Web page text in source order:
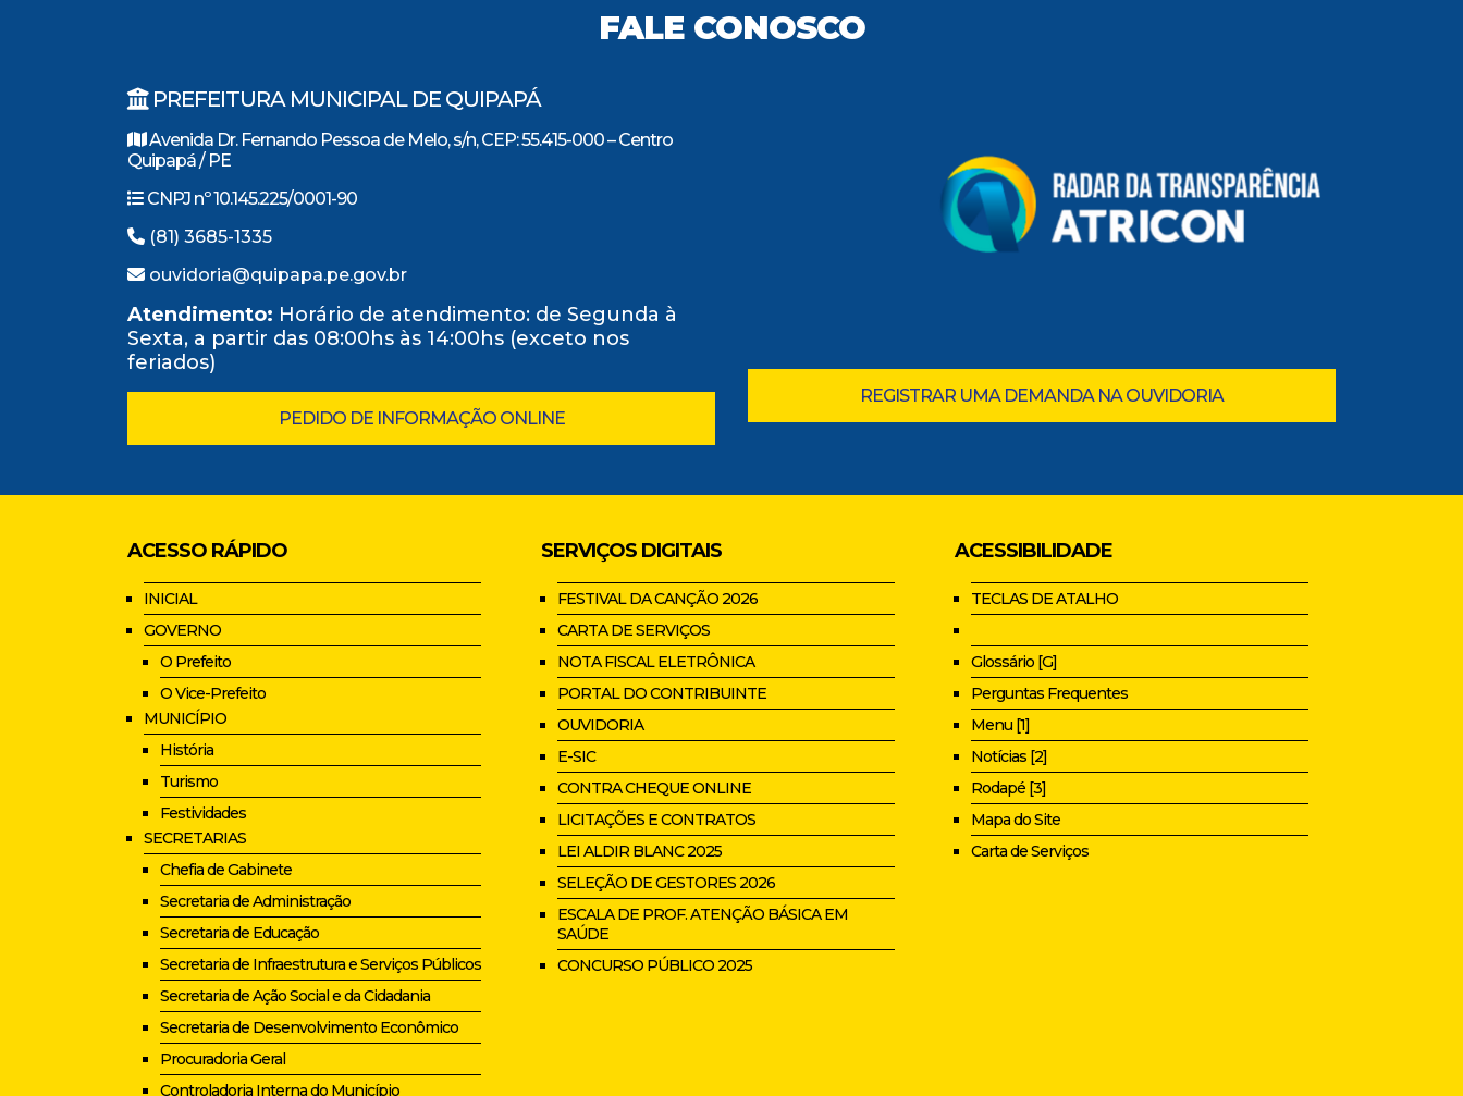
FALE CONOSCO
PREFEITURA MUNICIPAL DE QUIPAPÁ
Avenida Dr. Fernando Pessoa de Melo, s/n, CEP: 55.415-000 – Centro
Quipapá / PE
CNPJ nº 10.145.225/0001-90
(81) 3685-1335
ouvidoria@quipapa.pe.gov.br
Atendimento: Horário de atendimento: de Segunda à
Sexta, a partir das 08:00hs às 14:00hs (exceto nos
feriados)
PEDIDO DE INFORMAÇÃO ONLINE
REGISTRAR UMA DEMANDA NA OUVIDORIA
ACESSO RÁPIDO
INICIAL
GOVERNO
O Prefeito
O Vice-Prefeito
MUNICÍPIO
História
Turismo
Festividades
SECRETARIAS
Chefia de Gabinete
Secretaria de Administração
Secretaria de Educação
Secretaria de Infraestrutura e Serviços Públicos
Secretaria de Ação Social e da Cidadania
Secretaria de Desenvolvimento Econômico
Procuradoria Geral
Controladoria Interna do Município
SERVIÇOS DIGITAIS
FESTIVAL DA CANÇÃO 2026
CARTA DE SERVIÇOS
NOTA FISCAL ELETRÔNICA
PORTAL DO CONTRIBUINTE
OUVIDORIA
E-SIC
CONTRA CHEQUE ONLINE
LICITAÇÕES E CONTRATOS
LEI ALDIR BLANC 2025
SELEÇÃO DE GESTORES 2026
ESCALA DE PROF. ATENÇÃO BÁSICA EM
SAÚDE
CONCURSO PÚBLICO 2025
ACESSIBILIDADE
TECLAS DE ATALHO
Glossário [G]
Perguntas Frequentes
Menu [1]
Notícias [2]
Rodapé [3]
Mapa do Site
Carta de Serviços